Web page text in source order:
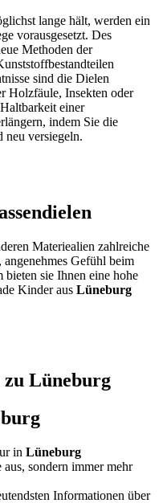
lange hält, werden ein
vorausgesetzt. Des
Methoden der
sind die Dielen
Holzfäule, Insekten oder
einer
indem Sie die
neu versiegeln.
Materiealien zahlreiche
Gefühl beim
sie Ihnen eine hohe
Kinder aus Lüneburg
Lüneburg
in Lüneburg
sondern immer mehr
Informationen über